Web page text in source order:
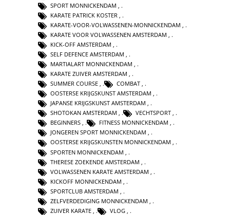
SPORT MONNICKENDAM
KARATE PATRICK KOSTER
KARATE-VOOR-VOLWASSENEN-MONNICKENDAM
KARATE VOOR VOLWASSENEN AMSTERDAM
KICK-OFF AMSTERDAM
SELF DEFENCE AMSTERDAM
MARTIALART MONNICKENDAM
KARATE ZUIVER AMSTERDAM ,
SUMMER COURSE , COMBAT ,
OOSTERSE KRIJGSKUNST AMSTERDAM ,
JAPANSE KRIJGSKUNST AMSTERDAM ,
SHOTOKAN AMSTERDAM , VECHTSPORT ,
BEGINNERS , FITNESS MONNICKENDAM ,
JONGEREN SPORT MONNICKENDAM ,
OOSTERSE KRIJGSKUNSTEN MONNICKENDAM ,
SPORTEN MONNICKENDAM
THERESE ZOEKENDE AMSTERDAM
VOLWASSENEN KARATE AMSTERDAM
KICKOFF MONNICKENDAM
SPORTCLUB AMSTERDAM
ZELFVERDEDIGING MONNICKENDAM
ZUIVER KARATE
VLOG